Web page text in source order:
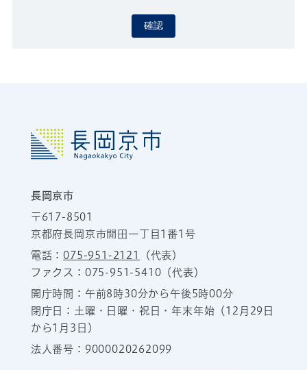
確認
長岡京市
〒617-8501
京都府長岡京市開田一丁目1番1号
電話：075-951-2121
（代表）
ファクス：075-951-5410（代表）
開庁時間：午前8時30分から午後5時00分
閉庁日：土曜・日曜・祝日・年末年始（12月29日
から1月3日）
法人番号：9000020262099